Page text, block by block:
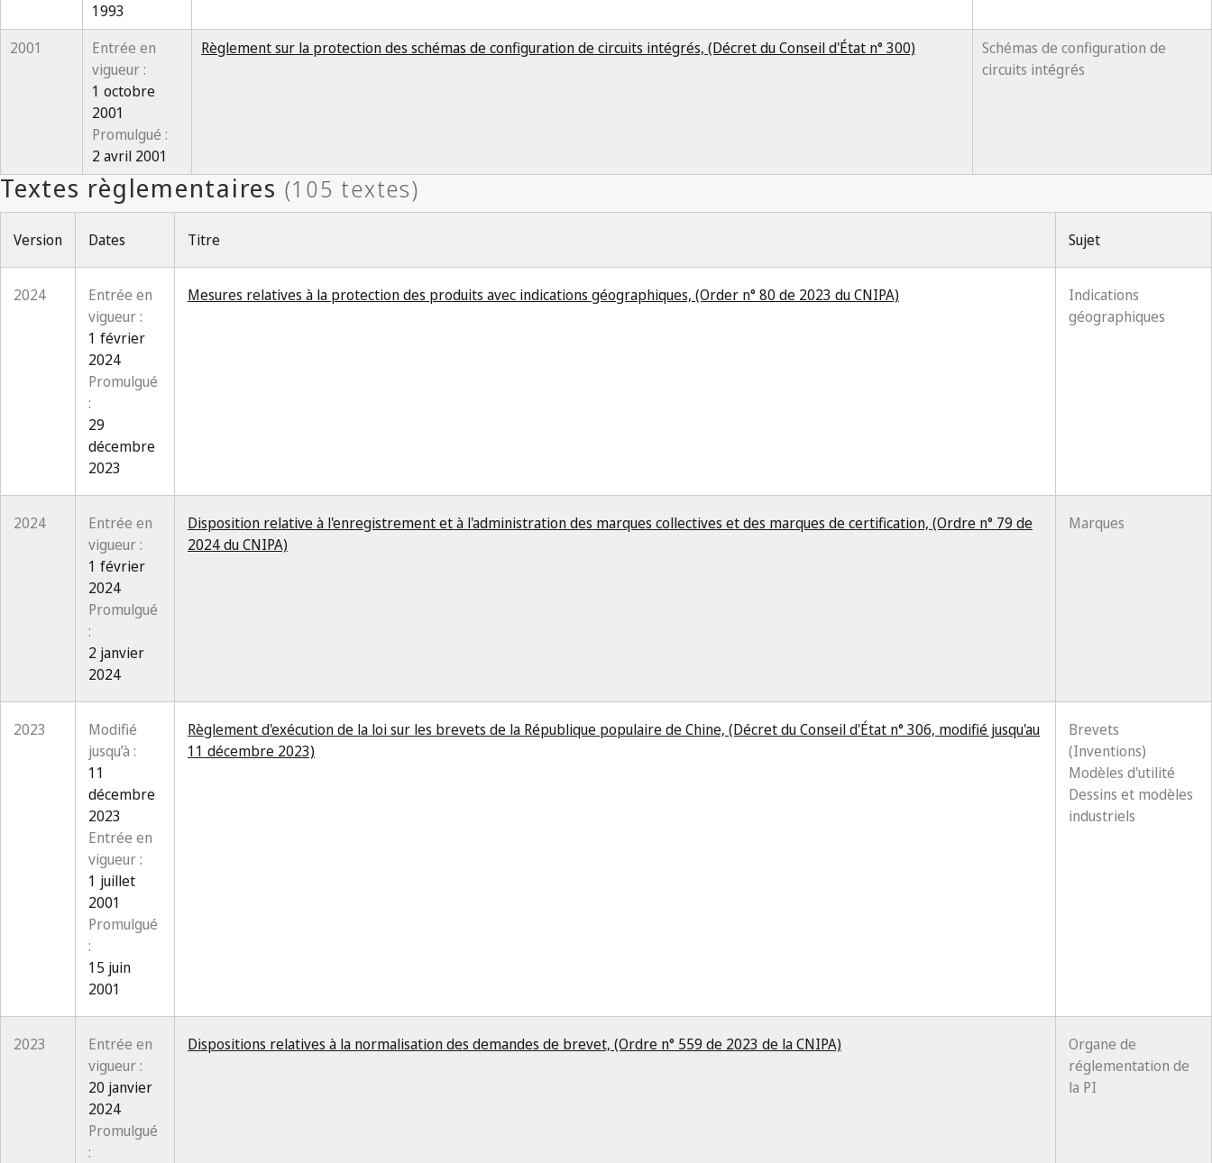
1993
2001
Entrée en
vigueur :
1 octobre
2001
Promulgué :
2 avril 2001
Règlement sur la protection des schémas de configuration de circuits intégrés, (Décret du Conseil d'État n° 300)
Schémas de configuration de
circuits intégrés
Version Dates Titre Sujet
2024
Entrée en
vigueur :
1 février
2024
Promulgué
:
29
décembre
2023
Mesures relatives à la protection des produits avec indications géographiques, (Order n° 80 de 2023 du CNIPA)
Indications
géographiques
2024
Entrée en
vigueur :
1 février
2024
Promulgué
:
2 janvier
2024
Disposition relative à l'enregistrement et à l'administration des marques collectives et des marques de certification, (Ordre n° 79 de
2024 du CNIPA)
Marques
2023
Modifié
jusqu’à :
11
décembre
2023
Entrée en
vigueur :
1 juillet
2001
Promulgué
:
15 juin
2001
Règlement d'exécution de la loi sur les brevets de la République populaire de Chine, (Décret du Conseil d'État n° 306, modifié jusqu'au
11 décembre 2023)
Brevets
(Inventions)
Modèles d'utilité
Dessins et modèles
industriels
2023
Entrée en
vigueur :
20 janvier
2024
Promulgué
:
Dispositions relatives à la normalisation des demandes de brevet, (Ordre n° 559 de 2023 de la CNIPA)
Organe de
réglementation de
la PI